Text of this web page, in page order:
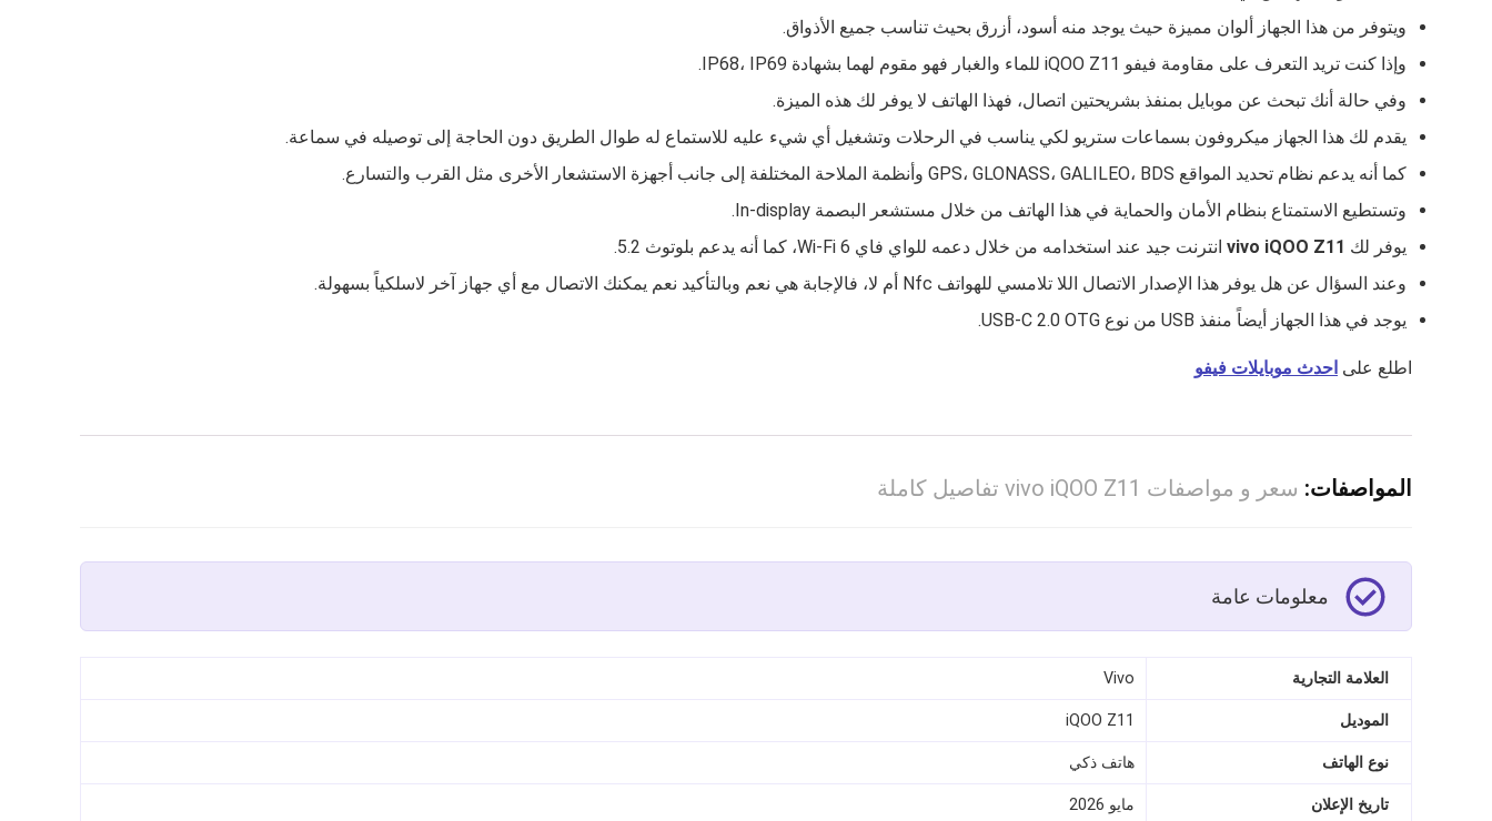
ويتوفر من هذا الجهاز ألوان مميزة حيث يوجد منه أسود، أزرق بحيث تناسب جميع الأذواق.
وإذا كنت تريد التعرف على مقاومة فيفو iQOO Z11 للماء والغبار فهو مقوم لهما بشهادة IP68، IP69.
وفي حالة أنك تبحث عن موبايل بمنفذ بشريحتين اتصال، فهذا الهاتف لا يوفر لك هذه الميزة.
يقدم لك هذا الجهاز ميكروفون بسماعات ستريو لكي يناسب في الرحلات وتشغيل أي شيء عليه للاستماع له طوال الطريق دون الحاجة إلى توصيله في سماعة.
كما أنه يدعم نظام تحديد المواقع GPS، GLONASS، GALILEO، BDS وأنظمة الملاحة المختلفة إلى جانب أجهزة الاستشعار الأخرى مثل القرب والتسارع.
وتستطيع الاستمتاع بنظام الأمان والحماية في هذا الهاتف من خلال مستشعر البصمة In‑display.
يوفر لك vivo iQOO Z11 انترنت جيد عند استخدامه من خلال دعمه للواي فاي Wi‑Fi 6، كما أنه يدعم بلوتوث 5.2.
وعند السؤال عن هل يوفر هذا الإصدار الاتصال اللا تلامسي للهواتف Nfc أم لا، فالإجابة هي نعم وبالتأكيد نعم يمكنك الاتصال مع أي جهاز آخر لاسلكياً بسهولة.
يوجد في هذا الجهاز أيضاً منفذ USB من نوع USB‑C 2.0 OTG.
اطلع على احدث موبايلات فيفو
المواصفات: سعر و مواصفات vivo iQOO Z11 تفاصيل كاملة
معلومات عامة
العلامة التجارية Vivo
الموديل iQOO Z11
نوع الهاتف هاتف ذكي
تاريخ الإعلان مايو 2026